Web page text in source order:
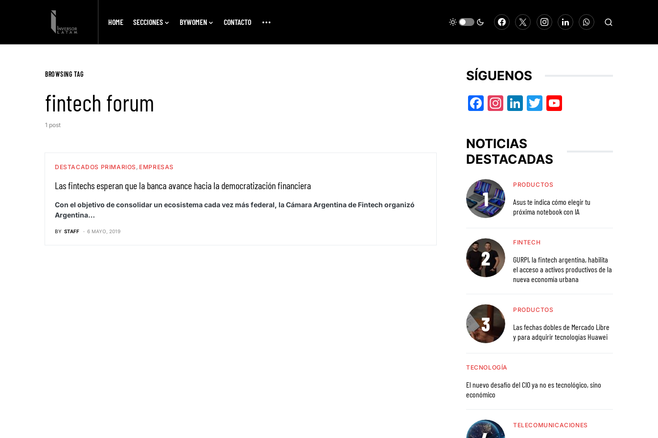
HOME SECCIONES BYWOMEN CONTACTO
BROWSING TAG
fintech forum
1 post
DESTACADOS PRIMARIOS EMPRESAS
Las fintechs esperan que la banca avance hacia la democratización financiera
Con el objetivo de consolidar un ecosistema cada vez más federal, la Cámara Argentina de Fintech organizó
Argentina…
BY STAFF 6 MAYO, 2019
SÍGUENOS
Facebook
Instagram
LinkedIn
Twitter
NOTICIAS
DESTACADAS
PRODUCTOS
Asus te indica cómo elegir tu
próxima notebook con IA
FINTECH
GURPI, la fintech argentina, habilita
el acceso a activos productivos de la
nueva economía urbana
PRODUCTOS
Las fechas dobles de Mercado Libre
y para adquirir tecnologías Huawei
TECNOLOGÍA
El nuevo desafío del CIO ya no es tecnológico, sino
económico
TELECOMUNICACIONES